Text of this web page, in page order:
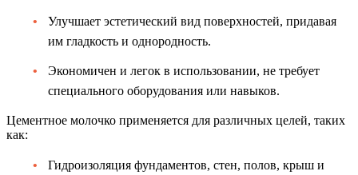
Улучшает эстетический вид поверхностей, придавая
им гладкость и однородность.
Экономичен и легок в использовании, не требует
специального оборудования или навыков.
Цементное молочко применяется для различных целей, таких
как:
Гидроизоляция фундаментов, стен, полов, крыш и